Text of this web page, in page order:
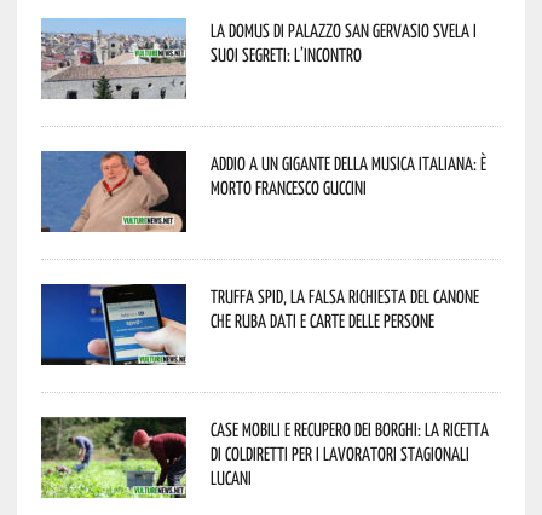
La Domus di Palazzo San Gervasio svela i
suoi segreti: l’incontro
Addio a un gigante della musica italiana: è
morto Francesco Guccini
Truffa Spid, la falsa richiesta del canone
che ruba dati e carte delle persone
Case mobili e recupero dei borghi: la ricetta
di Coldiretti per i lavoratori stagionali
lucani